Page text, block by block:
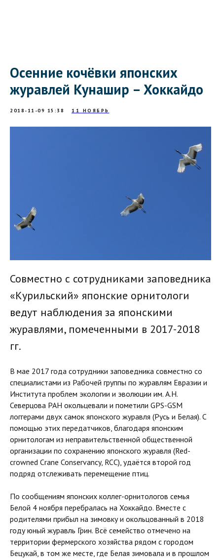
Осенние кочёвки японских
журавлей Кунашир – Хоккайдо
2018-11-09 15:38 11 НОЯБРЬ
Совместно с сотрудниками заповедника
«Курильский» японские орнитологи
ведут наблюдения за японскими
журавлями, помеченными в 2017-2018
гг.
В мае 2017 года сотрудники заповедника совместно со
специалистами из Рабочей группы по журавлям Евразии и
Института проблем экологии и эволюции им. А.Н.
Северцова РАН окольцевали и пометили GPS-GSM
логгерами двух самок японского журавля (Русь и Белая). С
помощью этих передатчиков, благодаря японским
орнитологам из неправительственной общественной
организации по сохранению японского журавля (Red-
crowned Crane Conservancy, RCC), удаётся второй год
подряд отслеживать перемещение птиц.
По сообщениям японских коллег-орнитологов семья
Белой 4 ноября перебралась на Хоккайдо. Вместе с
родителями прибыл на зимовку и окольцованный в 2018
году юный журавль Грин. Всё семейство отмечено на
территории фермерского хозяйства рядом с городом
Бецукай, в том же месте, где Белая зимовала и в прошлом